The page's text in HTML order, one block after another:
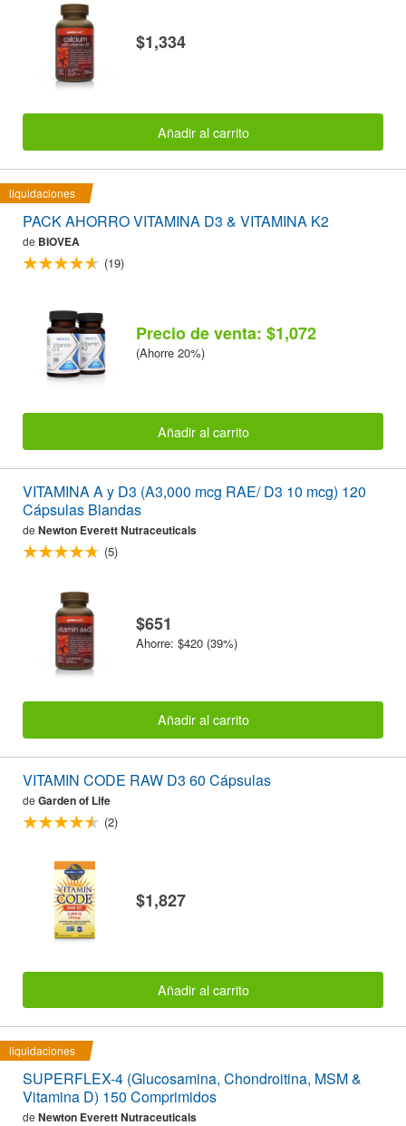
$1,334
Añadir al carrito
liquidaciones
PACK AHORRO VITAMINA D3 & VITAMINA K2
de BIOVEA
(19)
Precio de venta: $1,072
(Ahorre 20%)
Añadir al carrito
VITAMINA A y D3 (A3,000 mcg RAE/ D3 10 mcg) 120
Cápsulas Blandas
de Newton Everett Nutraceuticals
(5)
$651
Ahorre: $420 (39%)
Añadir al carrito
VITAMIN CODE RAW D3 60 Cápsulas
de Garden of Life
(2)
$1,827
Añadir al carrito
liquidaciones
SUPERFLEX-4 (Glucosamina, Chondroitina, MSM &
Vitamina D) 150 Comprimidos
de Newton Everett Nutraceuticals